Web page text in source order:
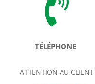

TÉLÉPHONE
ATTENTION AU CLIENT